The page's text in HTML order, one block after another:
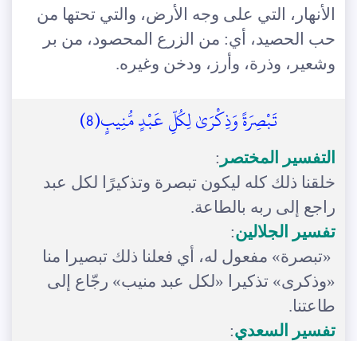
الأنهار، التي على وجه الأرض، والتي تحتها من
حب الحصيد، أي: من الزرع المحصود، من بر
وشعير، وذرة، وأرز، ودخن وغيره.
تَبْصِرَةً وَذِكْرَىٰ لِكُلِّ عَبْدٍ مُّنِيبٍ(8)
التفسير المختصر :
خلقنا ذلك كله ليكون تبصرة وتذكيرًا لكل عبد
راجع إلى ربه بالطاعة.
تفسير الجلالين:
«تبصرة» مفعول له، أي فعلنا ذلك تبصيرا منا
«وذكرى» تذكيرا «لكل عبد منيب» رجّاع إلى
طاعتنا.
تفسير السعدي: